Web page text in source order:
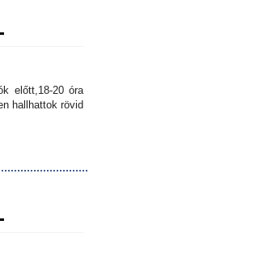
előtt,18-20 óra
hallhattok rövid